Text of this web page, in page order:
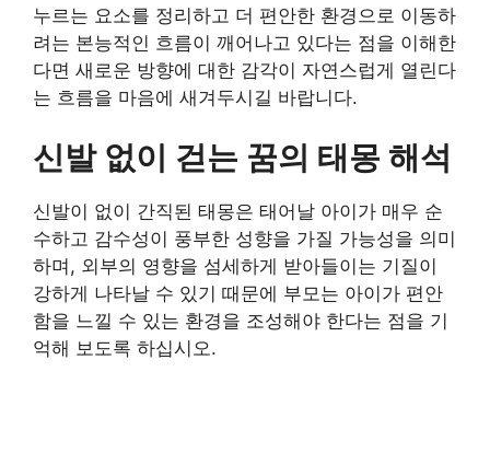
누르는 요소를 정리하고 더 편안한 환경으로 이동하
려는 본능적인 흐름이 깨어나고 있다는 점을 이해한
다면 새로운 방향에 대한 감각이 자연스럽게 열린다
는 흐름을 마음에 새겨두시길 바랍니다.
신발 없이 걷는 꿈의 태몽 해석
신발이 없이 간직된 태몽은 태어날 아이가 매우 순
수하고 감수성이 풍부한 성향을 가질 가능성을 의미
하며, 외부의 영향을 섬세하게 받아들이는 기질이
강하게 나타날 수 있기 때문에 부모는 아이가 편안
함을 느낄 수 있는 환경을 조성해야 한다는 점을 기
억해 보도록 하십시오.